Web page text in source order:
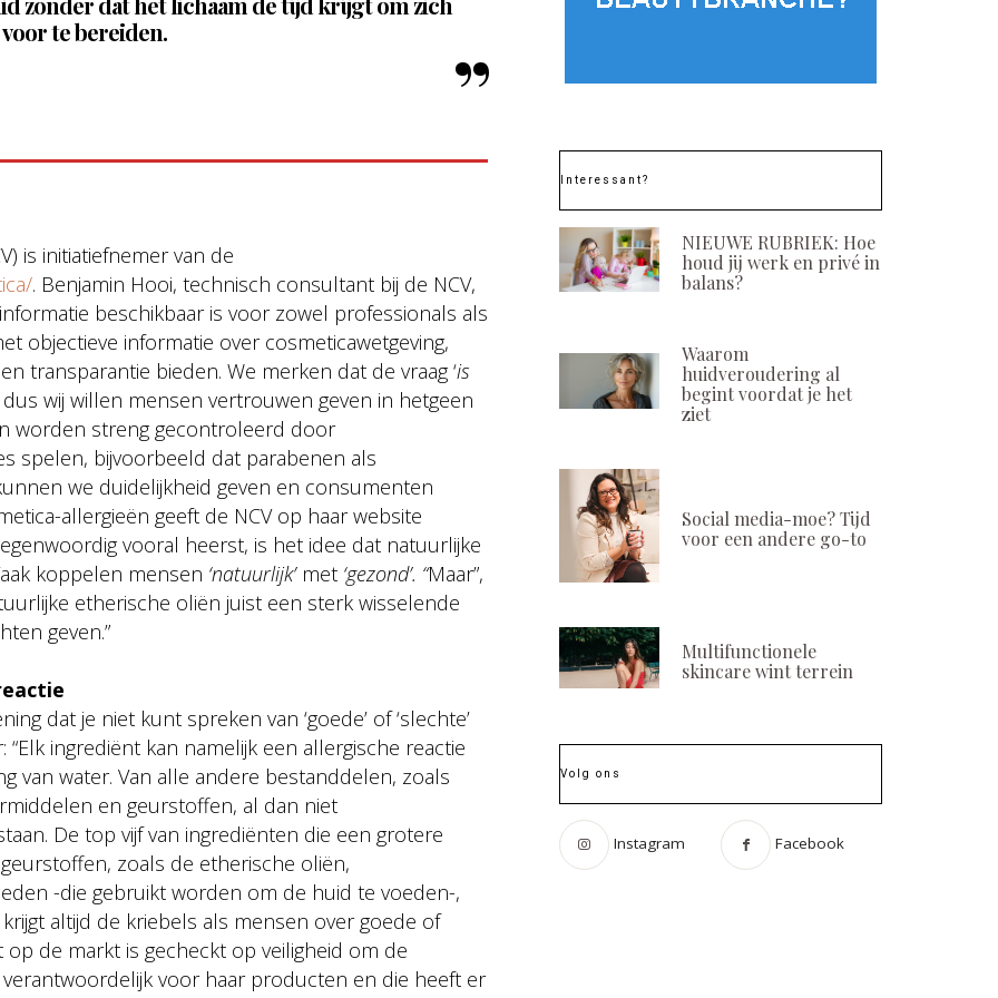
te bereiden.
is initiatiefnemer van de
. Benjamin Hooi, technisch consultant bij de NCV,
beschikbaar is voor zowel professionals als
objectieve informatie over cosmeticawetgeving,
transparantie bieden. We merken dat de vraag ‘is
wij willen mensen vertrouwen geven in hetgeen
worden streng gecontroleerd door
spelen, bijvoorbeeld dat parabenen als
we duidelijkheid geven en consumenten
allergieën geeft de NCV op haar website
vooral heerst, is het idee dat natuurlijke
koppelen mensen ‘natuurlijk’met ‘gezond’. “Maar”,
etherische oliën juist een sterk wisselende
geven.”
dat je niet kunt spreken van ‘goede’ of ‘slechte’
ingrediënt kan namelijk een allergische reactie
van water. Van alle andere bestanddelen, zoals
en geurstoffen, al dan niet
De top vijf van ingrediënten die een grotere
zoals de etherische oliën,
-die gebruikt worden om de huid te voeden-,
altijd de kriebels als mensen over goede of
de markt is gecheckt op veiligheid om de
voor haar producten en die heeft er
Interessant?
NIEUWE RUBRIEK: Hoe
houd jij werk en privé in
balans?
Waarom
huidveroudering al
begint voordat je het
ziet
Social media-moe? Tijd
voor een andere go-to
Multifunctionele
skincare wint terrein
Volg ons
Instagram Facebook